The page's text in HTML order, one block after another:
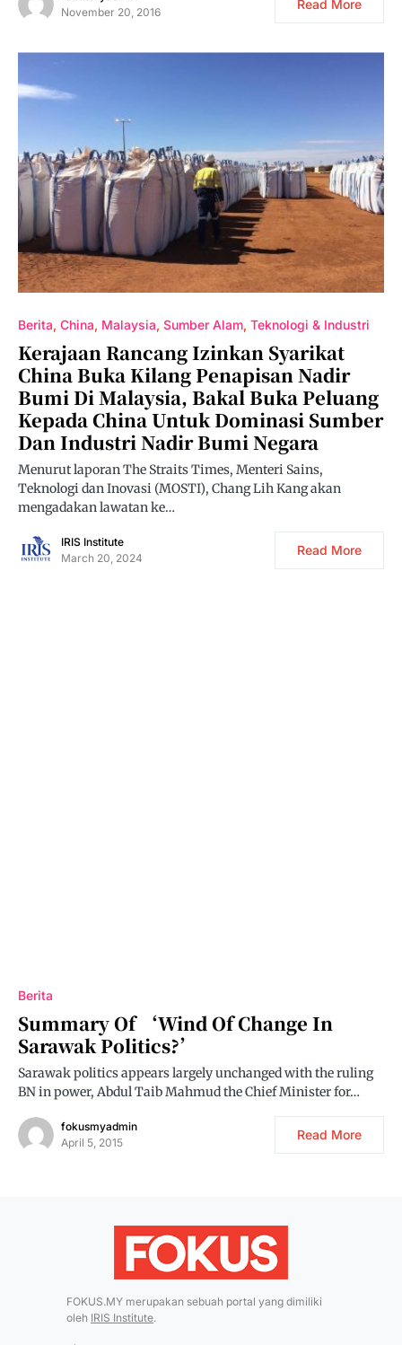
November 20, 2016
Read More
Berita China Malaysia Sumber Alam Teknologi & Industri
Kerajaan Rancang Izinkan Syarikat
China Buka Kilang Penapisan Nadir
Bumi Di Malaysia, Bakal Buka Peluang
Kepada China Untuk Dominasi Sumber
Dan Industri Nadir Bumi Negara
Menurut laporan The Straits Times, Menteri Sains,
Teknologi dan Inovasi (MOSTI), Chang Lih Kang akan
mengadakan lawatan ke…
IRIS Institute
March 20, 2024
Read More
Berita
Summary Of ‘Wind Of Change In
Sarawak Politics?’
Sarawak politics appears largely unchanged with the ruling
BN in power, Abdul Taib Mahmud the Chief Minister for…
fokusmyadmin
April 5, 2015
Read More
FOKUS.MY merupakan sebuah portal yang dimiliki
oleh IRIS Institute.